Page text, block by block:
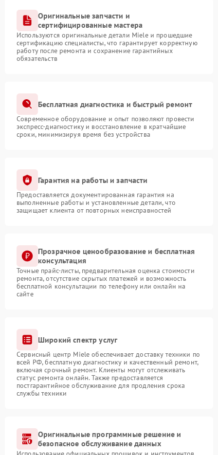
Оригинальные запчасти и
сертифицированные мастера
Используются оригинальные детали Miele и прошедшие
сертификацию специалисты, что гарантирует корректную
работу после ремонта и сохранение гарантийных
обязательств
Бесплатная диагностика и быстрый ремонт
Современное оборудование и опыт позволяют провести
экспресс-диагностику и восстановление в кратчайшие
сроки, минимизируя время без устройства
Гарантия на работы и запчасти
Предоставляется документированная гарантия на
выполненные работы и установленные детали, что
защищает клиента от повторных неисправностей
Прозрачное ценообразование и бесплатная
консультация
Точные прайс-листы, предварительная оценка стоимости
ремонта, отсутствие скрытых платежей и возможность
бесплатной консультации по телефону или онлайн на
сайте
Широкий спектр услуг
Сервисный центр Miele обеспечивает доставку техники по
всей РФ, бесплатную диагностику и качественный ремонт,
включая срочный ремонт. Клиенты могут отслеживать
статус ремонта онлайн. Также предоставляется
постгарантийное обслуживание для продления срока
службы техники
Оригинальные программные решение и
безопасное обслуживание данных